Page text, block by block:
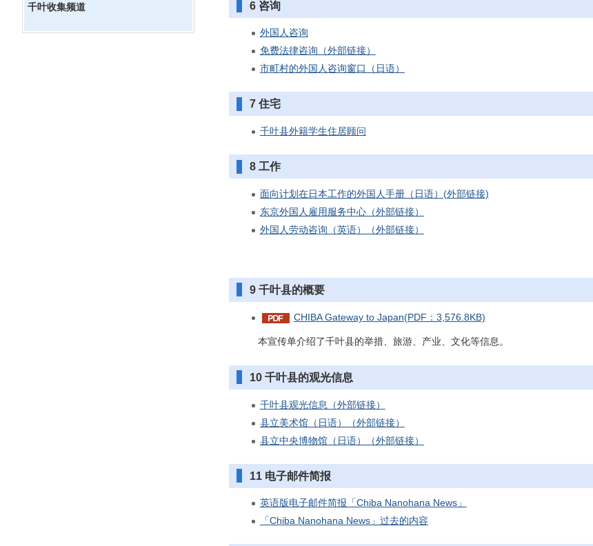
千叶收集频道 6 咨询
外国人咨询
免费法律咨询（外部链接）
市町村的外国人咨询窗口（日语）
7 住宅
千叶县外籍学生住居顾问
8 工作
面向计划在日本工作的外国人手册（日语）(外部链接)
东京外国人雇用服务中心（外部链接）
外国人劳动咨询（英语）（外部链接）
9 千叶县的概要
CHIBA Gateway to Japan(PDF：3,576.8KB)
本宣传单介绍了千叶县的举措、旅游、产业、文化等信息。
10 千叶县的观光信息
千叶县观光信息（外部链接）
县立美术馆（日语）（外部链接）
县立中央博物馆（日语）（外部链接）
11 电子邮件简报
英语版电子邮件简报「Chiba Nanohana News」
「Chiba Nanohana News」过去的内容